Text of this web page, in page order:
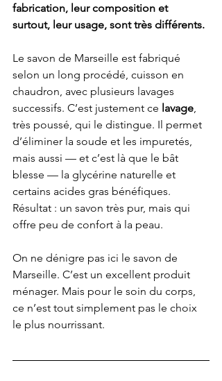
fabrication, leur composition et
surtout, leur usage, sont très différents.
Le savon de Marseille est fabriqué
selon un long procédé, cuisson en
chaudron, avec plusieurs lavages
successifs. C’est justement ce lavage
très poussé, qui le distingue. Il permet
d’éliminer la soude et les impuretés,
mais aussi — et c’est là que le bât
blesse — la glycérine naturelle et
certains acides gras bénéfiques.
Résultat : un savon très pur, mais qui
offre peu de confort à la peau.
On ne dénigre pas ici le savon de
Marseille. C’est un excellent produit
ménager. Mais pour le soin du corps,
ce n’est tout simplement pas le choix
le plus nourrissant.